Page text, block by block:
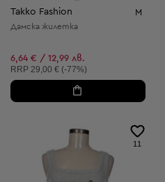
Takko Fashion M
Дамска жилетка
6,64 € / 12,99 лв.
Препоръчителна цена:
RRP 29,00 € (-77%)
11